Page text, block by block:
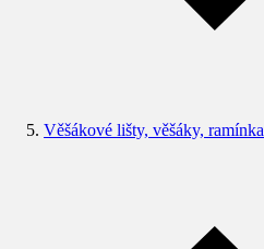
Věšákové lišty, věšáky, ramínka